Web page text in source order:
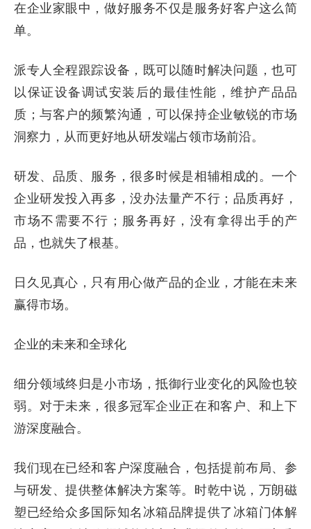
在企业家眼中，做好服务不仅是服务好客户这么简
单。
派专人全程跟踪设备，既可以随时解决问题，也可
以保证设备调试安装后的最佳性能，维护产品品
质；与客户的频繁沟通，可以保持企业敏锐的市场
洞察力，从而更好地从研发端占领市场前沿。
研发、品质、服务，很多时候是相辅相成的。一个
企业研发投入再多，没办法量产不行；品质再好，
市场不需要不行；服务再好，没有拿得出手的产
品，也就失了根基。
日久见真心，只有用心做产品的企业，才能在未来
赢得市场。
企业的未来和全球化
细分领域终归是小市场，抵御行业变化的风险也较
弱。对于未来，很多冠军企业正在和客户、和上下
游深度融合。
我们现在已经和客户深度融合，包括提前布局、参
与研发、提供整体解决方案等。时乾中说，万朗磁
塑已经给众多国际知名冰箱品牌提供了冰箱门体解